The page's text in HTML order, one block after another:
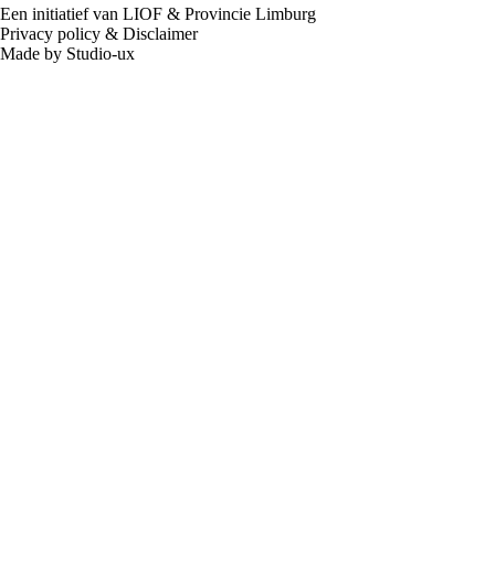
Een initiatief van LIOF & Provincie Limburg
Privacy policy & Disclaimer
Made by Studio-ux